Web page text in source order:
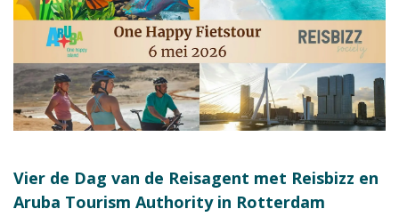
Vier de Dag van de Reisagent met Reisbizz en
Aruba Tourism Authority in Rotterdam